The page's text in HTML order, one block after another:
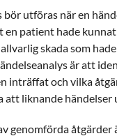
bör utföras när en
en patient hade
skada som
är att
inträffat och vilka
liknande händelser
genomförda åtgärder